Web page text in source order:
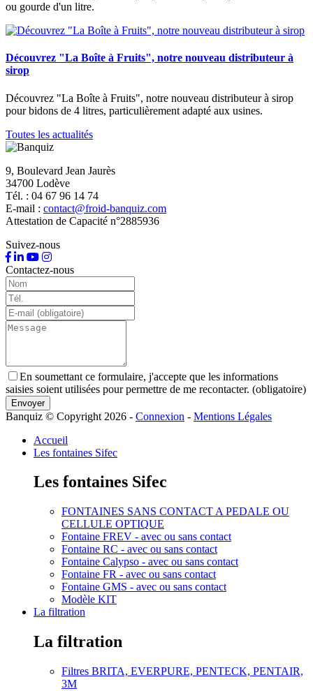
ou gourde d'un litre.
Découvrez "La Boîte à Fruits", notre nouveau distributeur à
sirop
Découvrez "La Boîte à Fruits", notre nouveau distributeur à sirop
pour bidons de 4 litres, particulièrement adapté aux usines.
Toutes les actualités
9, Boulevard Jean Jaurès
34700 Lodève
Tél. : 04 67 96 14 74
E-mail : contact@froid-banquiz.com
Attestation de Capacité n°2885936
Suivez-nous
Contactez-nous
En soumettant ce formulaire, j'accepte que les informations
saisies soient utilisées pour permettre de me recontacter. (obligatoire)
Envoyer
Banquiz © Copyright 2026 - Connexion - Mentions Légales
Accueil
Les fontaines Sifec
Les fontaines Sifec
FONTAINES SANS CONTACT A PEDALE OU
CELLULE OPTIQUE
Fontaine FREV - avec ou sans contact
Fontaine RC - avec ou sans contact
Fontaine Calypso - avec ou sans contact
Fontaine FR - avec ou sans contact
Fontaine GMS - avec ou sans contact
Modèle KIT
La filtration
La filtration
Filtres BRITA, EVERPURE, PENTECK, PENTAIR,
3M